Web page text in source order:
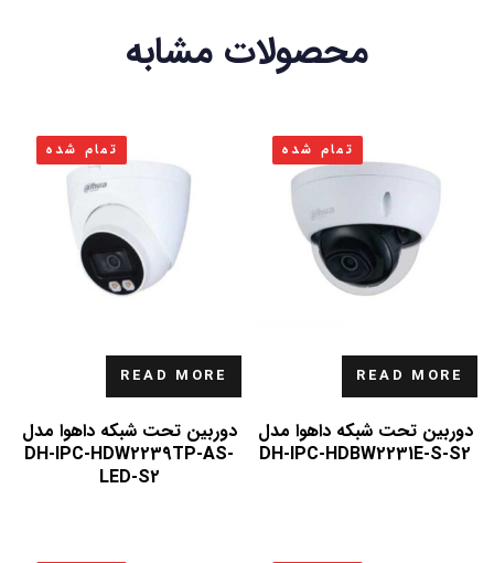
محصولات مشابه
تمام شده
READ MORE
دوربین تحت شبکه داهوا مدل
DH-IPC-HDBW2231E-S-S2
تمام شده
READ MORE
دوربین تحت شبکه داهوا مدل
DH-IPC-HDW2239TP-AS-
LED-S2